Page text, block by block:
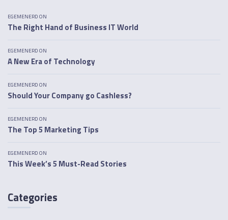
EGEMENERDON
The Right Hand of Business IT World
EGEMENERDON
A New Era of Technology
EGEMENERDON
Should Your Company go Cashless?
EGEMENERDON
The Top 5 Marketing Tips
EGEMENERDON
This Week’s 5 Must-Read Stories
Categories